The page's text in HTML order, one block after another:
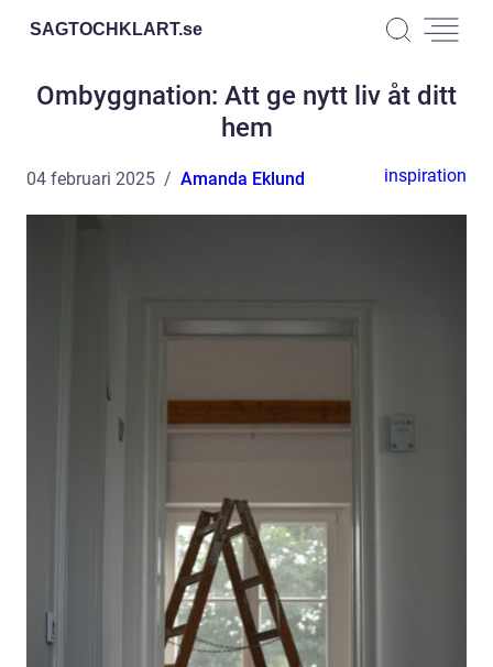
SAGTOCHKLART.se
Ombyggnation: Att ge nytt liv åt ditt
hem
04 februari 2025 Amanda Eklund inspiration